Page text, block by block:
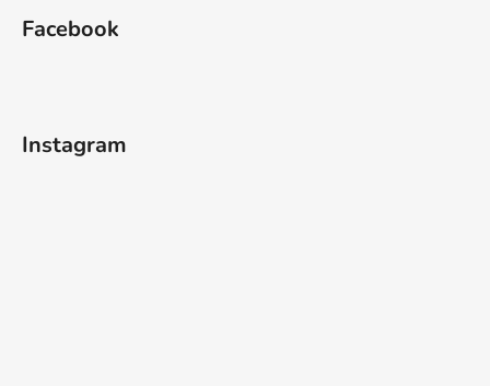
Facebook
Instagram